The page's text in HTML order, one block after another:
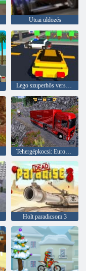
Utcai üldözés
Lego szuperhős verseny
Tehergépkocsi: Euro-amerikai turné
Holt paradicsom 3